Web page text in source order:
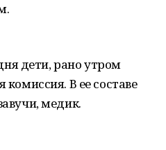
дети, рано утром
В ее составе
медик.